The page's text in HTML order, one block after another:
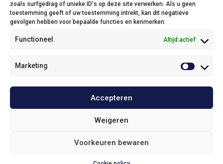
zoals surfgedrag of unieke ID's op deze site verwerken. Als u geen
toestemming geeft of uw toestemming intrekt, kan dit negatieve
gevolgen hebben voor bepaalde functies en kenmerken.
Functioneel Altijd actief
Marketing
Accepteren
Weigeren
Voorkeuren bewaren
Bidfood De Clercq
9700 Oudenaarde
Email:info@declercq.bidfood.be
© 2025Bidfood De Clercq
Haut de page